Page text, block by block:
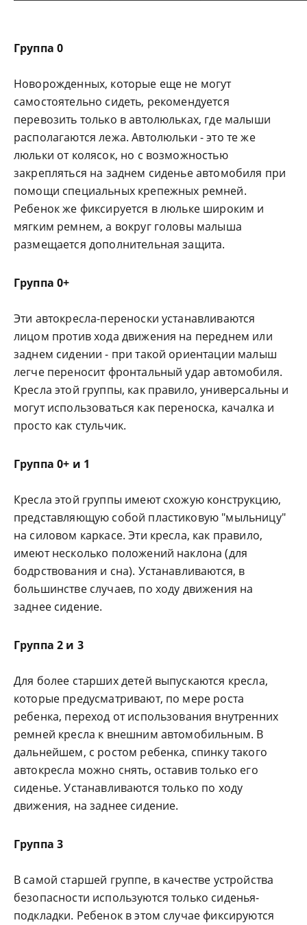
Группа 0
Новорожденных, которые еще не могут
самостоятельно сидеть, рекомендуется
перевозить только в автолюльках, где малыши
располагаются лежа. Автолюльки - это те же
люльки от колясок, но с возможностью
закрепляться на заднем сиденье автомобиля при
помощи специальных крепежных ремней.
Ребенок же фиксируется в люльке широким и
мягким ремнем, а вокруг головы малыша
размещается дополнительная защита.
Группа 0+
Эти автокресла-переноски устанавливаются
лицом против хода движения на переднем или
заднем сидении - при такой ориентации малыш
легче переносит фронтальный удар автомобиля.
Кресла этой группы, как правило, универсальны и
могут использоваться как переноска, качалка и
просто как стульчик.
Группа 0+ и 1
Кресла этой группы имеют схожую конструкцию,
представляющую собой пластиковую "мыльницу"
на силовом каркасе. Эти кресла, как правило,
имеют несколько положений наклона (для
бодрствования и сна). Устанавливаются, в
большинстве случаев, по ходу движения на
заднее сидение.
Группа 2 и 3
Для более старших детей выпускаются кресла,
которые предусматривают, по мере роста
ребенка, переход от использования внутренних
ремней кресла к внешним автомобильным. В
дальнейшем, с ростом ребенка, спинку такого
автокресла можно снять, оставив только его
сиденье. Устанавливаются только по ходу
движения, на заднее сидение.
Группа 3
В самой старшей группе, в качестве устройства
безопасности используются только сиденья-
подкладки. Ребенок в этом случае фиксируются